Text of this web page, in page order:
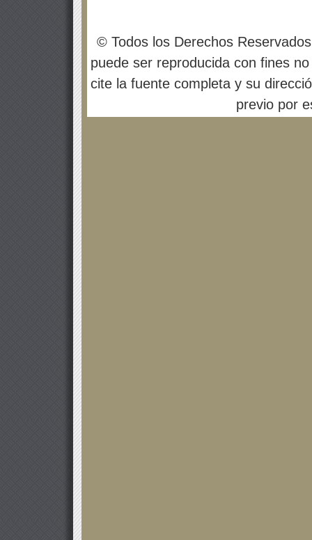
© Todos los Derechos
puede ser reproducida con fines
cite la fuente completa y su
previo por